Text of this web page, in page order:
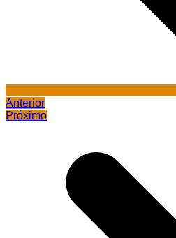
Anterior
Próximo